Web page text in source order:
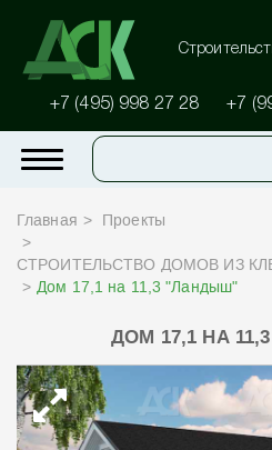
+7 (495) 998 27 28 +7
Главная Проекты
СТРОИТЕЛЬСТВО ДОМОВ ИЗ
Дом 17,1 на 11,3 "Ландыш"
ДОМ 17,1 НА